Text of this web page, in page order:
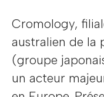
Cromology,
australien de la
(groupe
un acteur